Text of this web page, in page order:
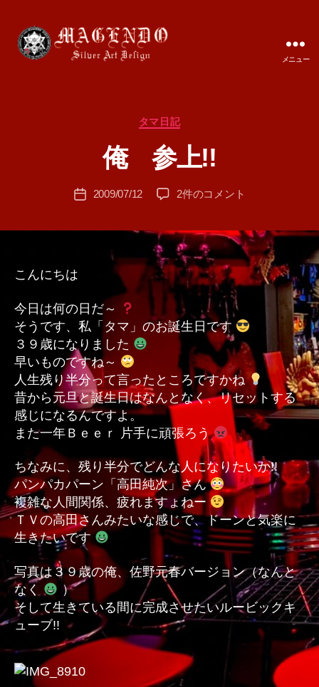
メニュー
カ
ゴ
リ
タマ日記
俺 参上!!
投
成
者
T
A
投
2009/07/12
俺
へ
の
2件のコメント
こんにちは
今日は何の日だ～
そうです、私「タマ」のお誕生日です
３９歳になりました
早いものですね～
人生残り半分って言ったところですかね
昔から元旦と誕生日はなんとなく、リセットする
感じになるんですよ。
また一年Ｂｅｅｒ 片手に頑張ろう
ちなみに、残り半分でどんな人になりたいか!!
パンパカパーン「高田純次」さん
複雑な人間関係、疲れますょねー
ＴＶの高田さんみたいな感じで、ドーンと気楽に
生きたいです
写真は３９歳の俺、佐野元春バージョン（なんと
なく
）
そして生きている間に完成させたいルービックキ
ューブ!!